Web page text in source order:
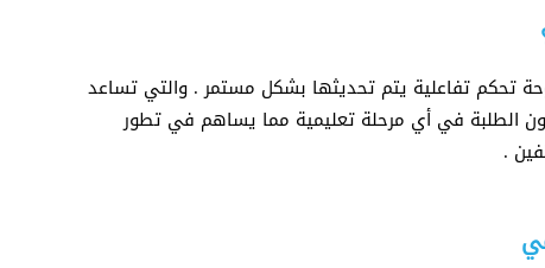
تحكم تفاعلية يتم تحديثها بشكل مستمر . والتي تساعد
الطلبة في أي مرحلة تعليمية مما يساهم في تطور
.